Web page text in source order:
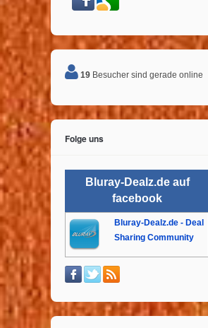
19 Besucher sind gerade online
Folge uns
Bluray-Dealz.de auf
facebook
Bluray-Dealz.de - Deal
Sharing Community